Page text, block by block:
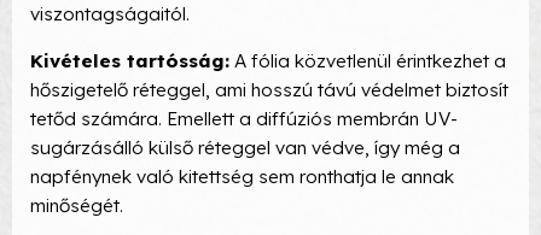
viszontagságaitól.
Kivételes tartósság: A fólia közvetlenül érintkezhet a
hőszigetelő réteggel, ami hosszú távú védelmet biztosít
tetőd számára. Emellett a diffúziós membrán UV-
sugárzásálló külső réteggel van védve, így még a
napfénynek való kitettség sem ronthatja le annak
minőségét.